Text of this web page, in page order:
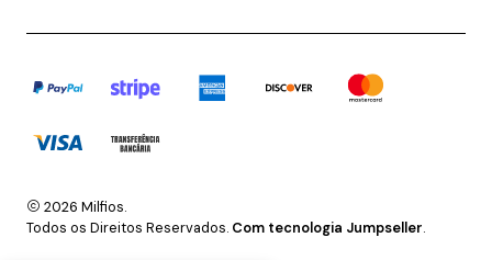
2026 Milfios.
Todos os Direitos Reservados. Com tecnologia Jumpseller.